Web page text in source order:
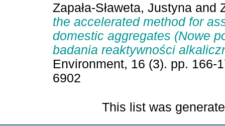
Zapała-Sławeta, Justyna and
the accelerated method for
domestic aggregates (Nowe
badania reaktywności
Environment, 16 (3). pp. 166-
6902
This list was